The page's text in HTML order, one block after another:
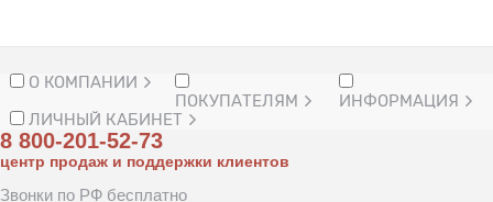
О КОМПАНИИ
ПОКУПАТЕЛЯМ
ИНФОРМАЦИЯ
ЛИЧНЫЙ КАБИНЕТ
8 800-201-52-73
центр продаж и поддержки клиентов
Звонки по РФ бесплатно